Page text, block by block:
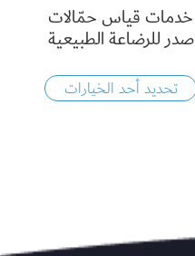
خدمات قياس حمّالات
صدر للرضاعة الطبيعية
تحديد أحد الخيارات